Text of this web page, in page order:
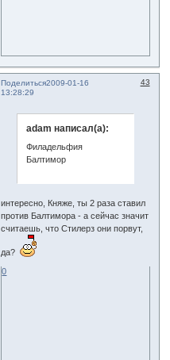
Поделиться 43
2009-01-16
13:28:29
adam написал(а):
Филадельфия
Балтимор
интересно, Княже, ты 2 раза ставил
против Балтимора - а сейчас значит
считаешь, что Стилерз они порвут,
да?
0